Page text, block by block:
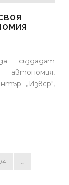
създадат
автономия,
„Извор",
...